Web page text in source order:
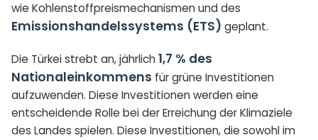
wie Kohlenstoffpreismechanismen und des
Emissionshandelssystems (ETS) geplant.
Die Türkei strebt an, jährlich 1,7 % des
Nationaleinkommens für grüne Investitionen
aufzuwenden. Diese Investitionen werden eine
entscheidende Rolle bei der Erreichung der Klimaziele
des Landes spielen. Diese Investitionen, die sowohl im